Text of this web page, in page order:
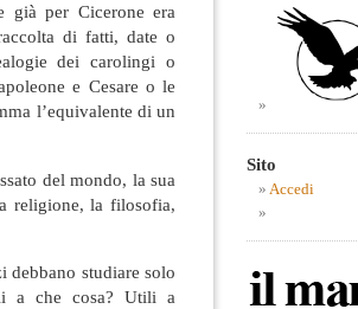
per Cicerone era
di fatti, date o
dei carolingi o
e Cesare o le
l’equivalente di un
del mondo, la sua
religione, la filosofia,
studiare solo
a che cosa? Utili a
Sito
Accedi